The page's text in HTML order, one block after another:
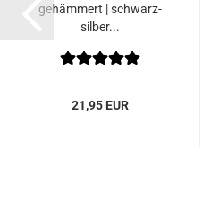
gehämmert | schwarz-
silber...
21,95 EUR